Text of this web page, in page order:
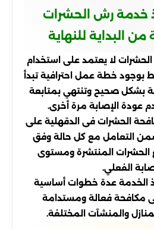
خدمة رش الحشرات
البداية للنهاية
لا يعتمد على استخدام
بوجود خطة عمل احترافية تبدأ
صحيح وتنتهي بمتابعة
عودة الإصابة مرة أخرى.
الحشرات فى الدقهلية على
التعامل مع كل حالة وفق
الحشرات المنتشرة ومستوى
الفعلي.
الخدمة عدة خطوات أساسية
مكافحة فعالة ومستدامة
والمنشآت المختلفة.